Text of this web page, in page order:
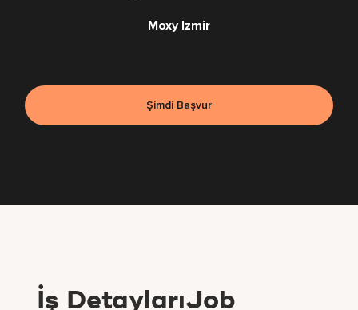
Moxy Izmir
Şimdi Başvur
İş DetaylarıJob